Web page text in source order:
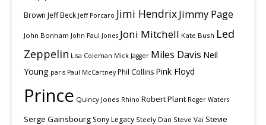
Brown Jeff Beck Jeff Porcaro Jimi HendrixJimmy Page
John Bonham John Paul Jones Joni Mitchell Kate Bush Led
Zeppelin Lisa Coleman Mick Jagger Miles Davis Neil
Young paris Paul McCartney Phil Collins Pink Floyd
Prince Quincy Jones Rhino Robert Plant Roger Waters
Serge Gainsbourg Sony Legacy Steely Dan Steve Vai Stevie